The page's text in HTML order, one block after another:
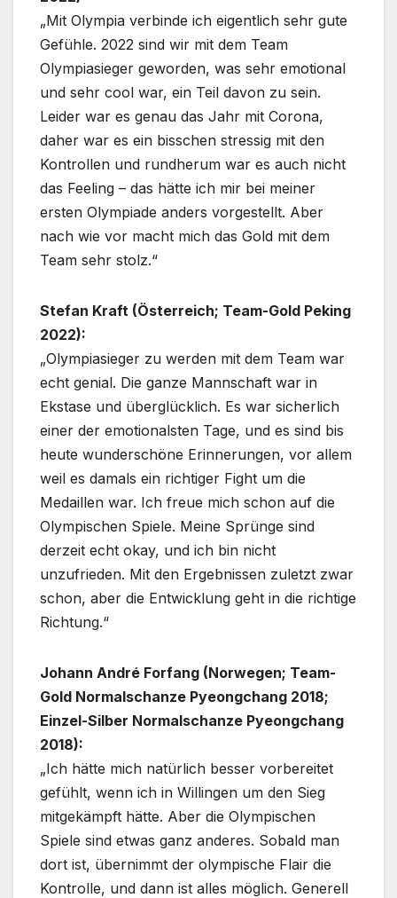
„Mit Olympia verbinde ich eigentlich sehr gute
Gefühle. 2022 sind wir mit dem Team
Olympiasieger geworden, was sehr emotional
und sehr cool war, ein Teil davon zu sein.
Leider war es genau das Jahr mit Corona,
daher war es ein bisschen stressig mit den
Kontrollen und rundherum war es auch nicht
das Feeling – das hätte ich mir bei meiner
ersten Olympiade anders vorgestellt. Aber
nach wie vor macht mich das Gold mit dem
Team sehr stolz.“
Stefan Kraft (Österreich; Team-Gold Peking
2022):
„Olympiasieger zu werden mit dem Team war
echt genial. Die ganze Mannschaft war in
Ekstase und überglücklich. Es war sicherlich
einer der emotionalsten Tage, und es sind bis
heute wunderschöne Erinnerungen, vor allem
weil es damals ein richtiger Fight um die
Medaillen war. Ich freue mich schon auf die
Olympischen Spiele. Meine Sprünge sind
derzeit echt okay, und ich bin nicht
unzufrieden. Mit den Ergebnissen zuletzt zwar
schon, aber die Entwicklung geht in die richtige
Richtung.“
Johann André Forfang (Norwegen; Team-
Gold Normalschanze Pyeongchang 2018;
Einzel-Silber Normalschanze Pyeongchang
2018):
„Ich hätte mich natürlich besser vorbereitet
gefühlt, wenn ich in Willingen um den Sieg
mitgekämpft hätte. Aber die Olympischen
Spiele sind etwas ganz anderes. Sobald man
dort ist, übernimmt der olympische Flair die
Kontrolle, und dann ist alles möglich. Generell